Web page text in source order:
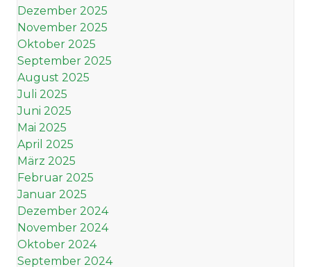
Dezember 2025
November 2025
Oktober 2025
September 2025
August 2025
Juli 2025
Juni 2025
Mai 2025
April 2025
März 2025
Februar 2025
Januar 2025
Dezember 2024
November 2024
Oktober 2024
September 2024